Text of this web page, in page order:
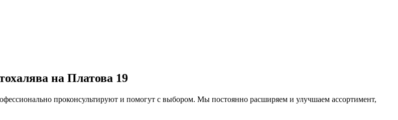
на Платова 19
проконсультируют и помогут с выбором. Мы постоянно расширяем и улучшаем ассортимент,